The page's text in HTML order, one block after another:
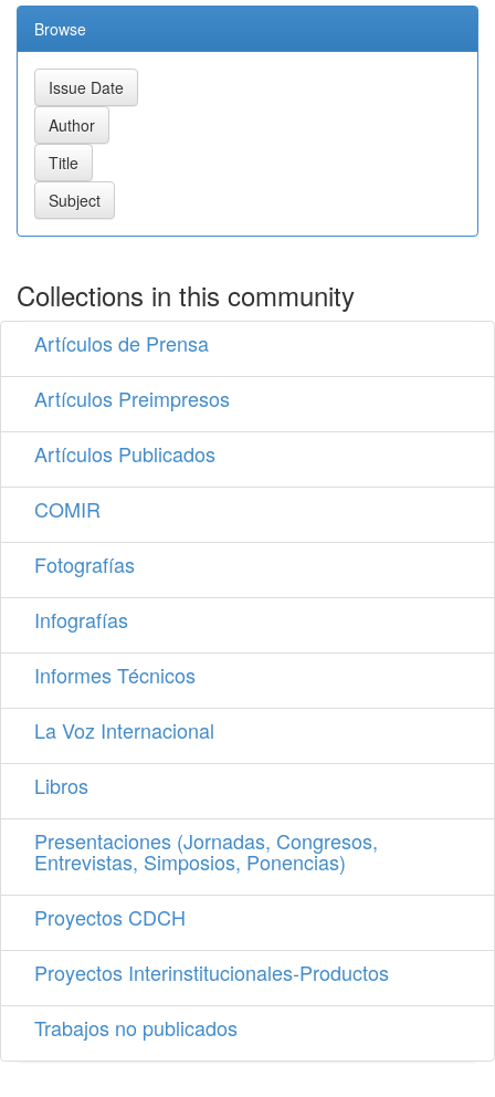
Browse
Collections in this community
Artículos de Prensa
Artículos Preimpresos
Artículos Publicados
COMIR
Fotografías
Infografías
Informes Técnicos
La Voz Internacional
Libros
Presentaciones (Jornadas, Congresos,
Entrevistas, Simposios, Ponencias)
Proyectos CDCH
Proyectos Interinstitucionales-Productos
Trabajos no publicados